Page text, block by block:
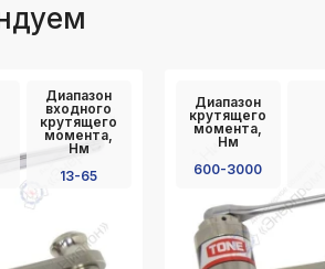
Диапазон
входного
крутящего
момента,
Нм
13-65
Диапазон
крутящего
момента,
Нм
600-3000